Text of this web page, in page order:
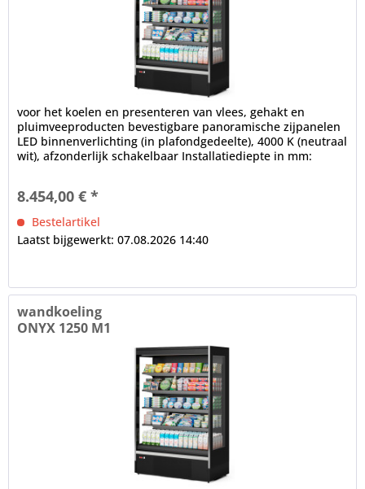
voor het koelen en presenteren van vlees, gehakt en
pluimveeproducten bevestigbare panoramische zijpanelen
LED binnenverlichting (in plafondgedeelte), 4000 K (neutraal
wit), afzonderlijk schakelbaar Installatiediepte in mm:
8.454,00 € *
Bestelartikel
Laatst bijgewerkt: 07.08.2026 14:40
wandkoeling
ONYX 1250 M1